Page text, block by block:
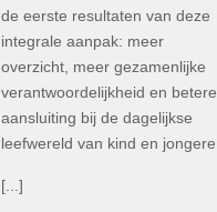
de eerste resultaten van deze
integrale aanpak: meer
overzicht, meer gezamenlijke
verantwoordelijkheid en betere
aansluiting bij de dagelijkse
leefwereld van kind en jongere.
[...]